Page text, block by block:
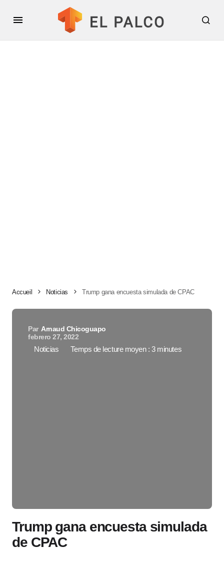
Accueil Noticias Trump gana encuesta simulada de CPAC
Par Arnaud Chicoguapo
febrero 27, 2022
Noticias Temps de lecture moyen : 3 minutes
Trump gana encuesta simulada
de CPAC